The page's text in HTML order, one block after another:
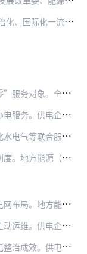
推
进用电营商环境建设，是打造市场化、法治化、国际化一流营商环境的重要组成部分。《国家发展改革委国家能源局关于全面提升“获得电力”服务水平持续优化用电营商环境的意…
民营经济组织，鼓励有条件的地区进一步提升低压…
咨询、办电指导，适度超前建设配套电网工程，及时…
享，全面支持线上联合申请、材料一次提交、线下联…
共享，提高线上办电服务效率。供电企业推进办电档…
筹主配网规划，适度超前做好电网设施布局，提高配电…
模式，提升设备隐患排查治理能力。完善配电网停电监…
3次”标准（因恶劣天气等不可抗力和外力破坏造成…